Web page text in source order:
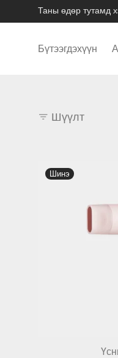
Таны өдөр тутамд
Бүтээгдэхүүн
Шүүлт
Шинэ